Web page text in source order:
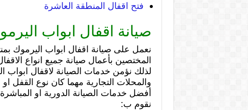
فتح اقفال المنطقة العاشرة
صيانة اقفال ابواب
نعمل على صيانة اقفال ابواب اليرموك
المختصين بأعمال صيانة جميع انواع
لذلك نؤمن خدمات الصيانة لاقفال ابواب
والمحلات التجارية مهما كان نوع القفل او
أفضل خدمات الصيانة الدورية او
نقوم ب: